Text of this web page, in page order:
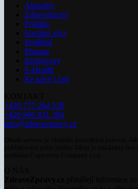
Aktuality
Zdravotnictví
Politika
Sociální věci
Pojištění
Pharma
Rozhovory
E-Health
Ke kávě i čaji
+420 777 264 528
+420 606 831 394
info@zdravezpravy.cz